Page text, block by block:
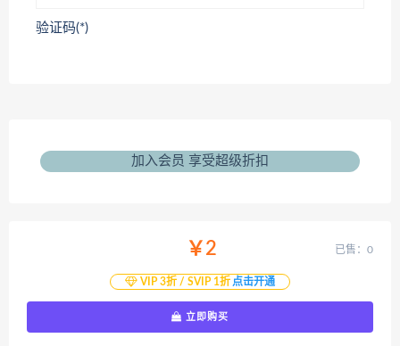
验证码(*)
加入会员 享受超级折扣
￥2
VIP 3折 / SVIP 1折 点击开通
已售：0
立即购买